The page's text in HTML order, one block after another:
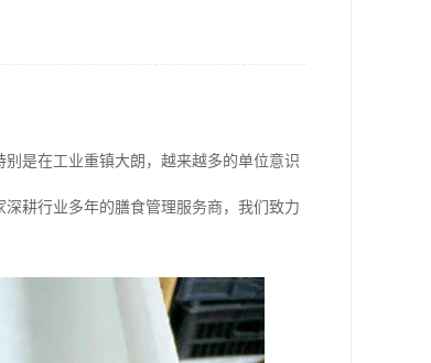
是在工业重镇大朗，越来越多的单位意识
耕行业多年的膳食管理服务商，我们致力